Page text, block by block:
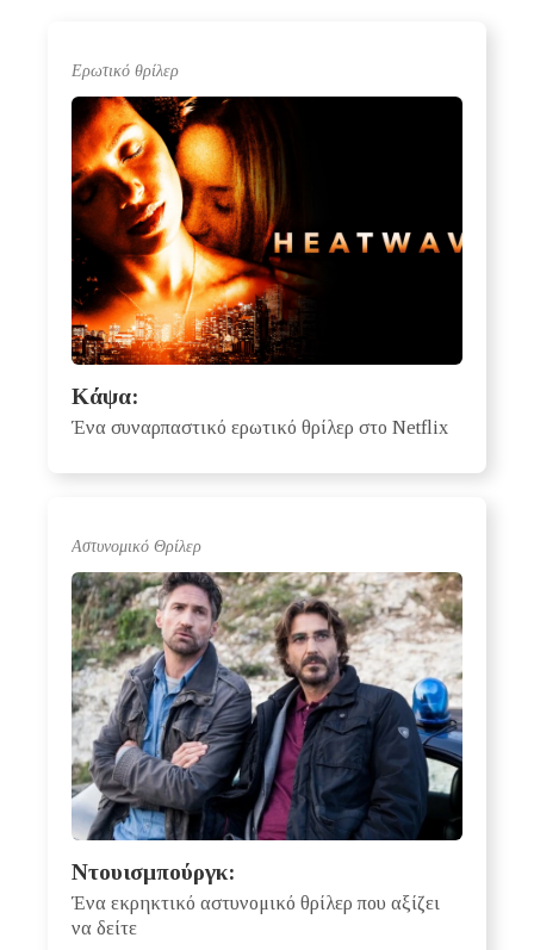
Ερωτικό θρίλερ
Κάψα:
Ένα συναρπαστικό ερωτικό θρίλερ στο Netflix
Αστυνομικό Θρίλερ
Ντουισμπούργκ:
Ένα εκρηκτικό αστυνομικό θρίλερ που αξίζει
να δείτε